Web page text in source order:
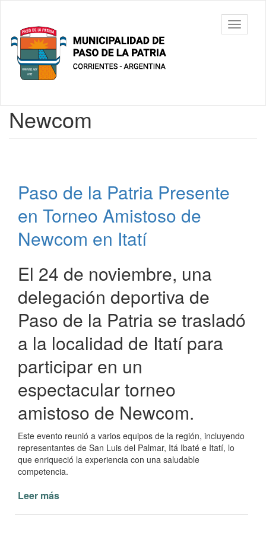
contenido
principal
Municipalidad
de Paso De
La Patria
barra
Contenido
Newcom
Paso de la Patria Presente
en Torneo Amistoso de
Newcom en Itatí
El 24 de noviembre, una
delegación deportiva de
Paso de la Patria se trasladó
a la localidad de Itatí para
participar en un
espectacular torneo
amistoso de Newcom.
Este evento reunió a varios equipos de la región, incluyendo
representantes de San Luis del Palmar, Itá Ibaté e Itatí, lo
que enriqueció la experiencia con una saludable
competencia.
Leer más